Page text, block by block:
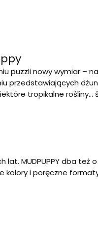
puzzli nowy wymiar –
przedstawiających
tropikalne rośliny...
MUDPUPPY dba też
kolory i poręczne